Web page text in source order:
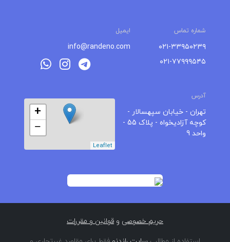
شماره تماس ایمیل
۰۲۱-۳۳۹۵۰۲۳۹
۰۲۱-۷۷۹۹۹۵۴۵
info@randeno.com
آدرس
تهران - خیابان سپهسالار -
کوچه آزادیخواه - پلاک 55 -
واحد 9
+
−
Leaflet
حریم خصوصی و قوانین و مقررات